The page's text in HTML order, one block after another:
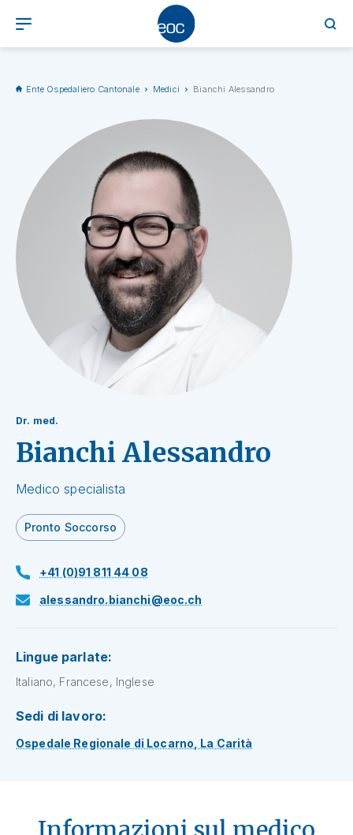
Ente Ospedaliero Cantonale Medici Bianchi Alessandro
Dr. med.
Bianchi Alessandro
Medico specialista
Pronto Soccorso
+41 (0)91 811 44 08
alessandro.bianchi@eoc.ch
Lingue parlate:
Italiano, Francese, Inglese
Sedi di lavoro:
Ospedale Regionale di Locarno, La Carità